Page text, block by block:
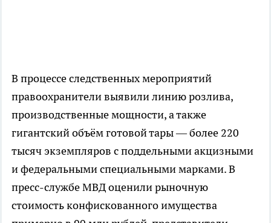
В процессе следственных мероприятий
правоохранители выявили линию розлива,
производственные мощности, а также
гигантский объём готовой тары — более 220
тысяч экземпляров с поддельными акцизными
и федеральными специальными марками. В
пресс-службе МВД оценили рыночную
стоимость конфискованного имущества